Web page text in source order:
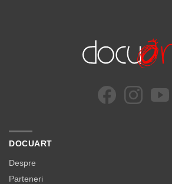
DOCUART
Despre
Parteneri